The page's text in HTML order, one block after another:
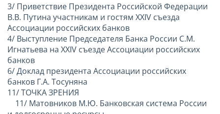
3/ Приветствие Президента Российской Федерации
В.В. Путина участникам и гостям XXIV съезда
Ассоциации российских банков
4/ Выступление Председателя Банка России С.М.
Игнатьева на XXIV съезде Ассоциации российских
банков
6/ Доклад президента Ассоциации российских
банков Г.А. Тосуняна
11/ ТОЧКА ЗРЕНИЯ
11/ Матовников М.Ю. Банковская система России